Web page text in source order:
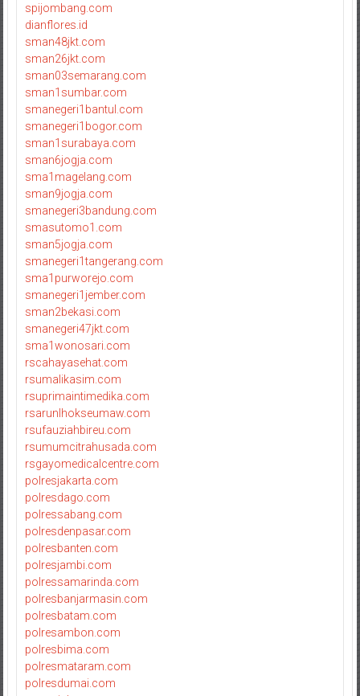
spijombang.com
dianflores.id
sman48jkt.com
sman26jkt.com
sman03semarang.com
sman1sumbar.com
smanegeri1bantul.com
smanegeri1bogor.com
sman1surabaya.com
sman6jogja.com
sma1magelang.com
sman9jogja.com
smanegeri3bandung.com
smasutomo1.com
sman5jogja.com
smanegeri1tangerang.com
sma1purworejo.com
smanegeri1jember.com
sman2bekasi.com
smanegeri47jkt.com
sma1wonosari.com
rscahayasehat.com
rsumalikasim.com
rsuprimaintimedika.com
rsarunlhokseumaw.com
rsufauziahbireu.com
rsumumcitrahusada.com
rsgayomedicalcentre.com
polresjakarta.com
polresdago.com
polressabang.com
polresdenpasar.com
polresbanten.com
polresjambi.com
polressamarinda.com
polresbanjarmasin.com
polresbatam.com
polresambon.com
polresbima.com
polresmataram.com
polresdumai.com